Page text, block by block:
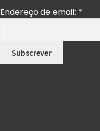
Endereço de email: *